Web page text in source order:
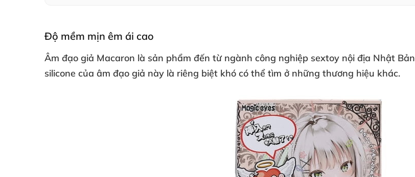
Độ mềm mịn êm ái cao
Âm đạo giả Macaron là sản phẩm đến từ ngành công nghiệp sextoy nội địa Nhật Bản
silicone của âm đạo giả này là riêng biệt khó có thể tìm ở những thương hiệu khác.